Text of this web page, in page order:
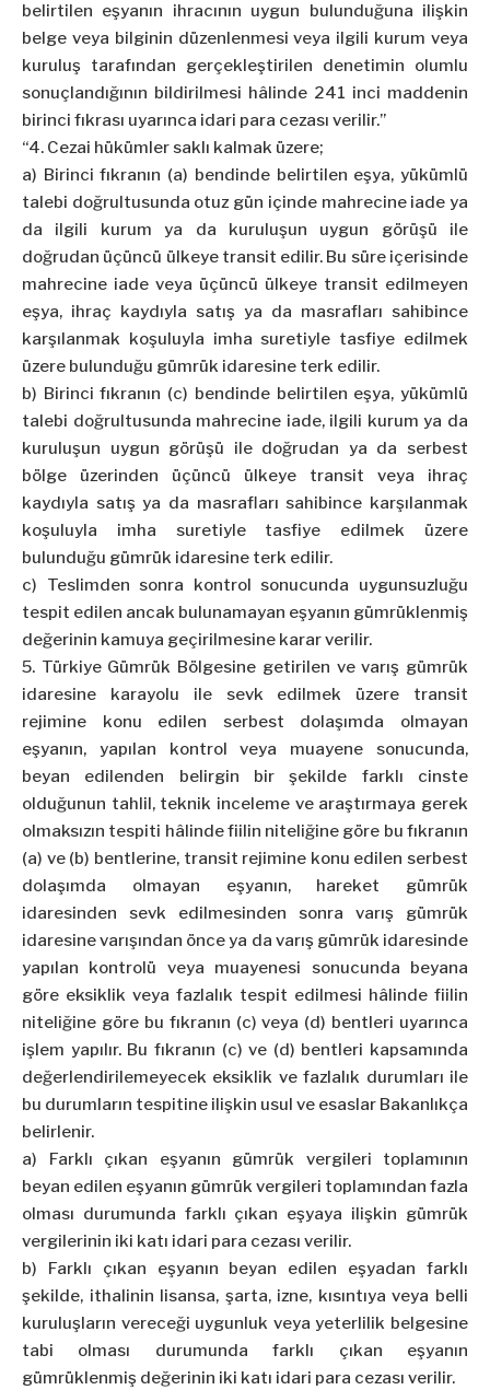
belirtilen eşyanın ihracının uygun bulunduğuna ilişkin
belge veya bilginin düzenlenmesi veya ilgili kurum veya
kuruluş tarafından gerçekleştirilen denetimin olumlu
sonuçlandığının bildirilmesi hâlinde 241 inci maddenin
birinci fıkrası uyarınca idari para cezası verilir.”
“4. Cezai hükümler saklı kalmak üzere;
a) Birinci fıkranın (a) bendinde belirtilen eşya, yükümlü
talebi doğrultusunda otuz gün içinde mahrecine iade ya
da ilgili kurum ya da kuruluşun uygun görüşü ile
doğrudan üçüncü ülkeye transit edilir. Bu süre içerisinde
mahrecine iade veya üçüncü ülkeye transit edilmeyen
eşya, ihraç kaydıyla satış ya da masrafları sahibince
karşılanmak koşuluyla imha suretiyle tasfiye edilmek
üzere bulunduğu gümrük idaresine terk edilir.
b) Birinci fıkranın (c) bendinde belirtilen eşya, yükümlü
talebi doğrultusunda mahrecine iade, ilgili kurum ya da
kuruluşun uygun görüşü ile doğrudan ya da serbest
bölge üzerinden üçüncü ülkeye transit veya ihraç
kaydıyla satış ya da masrafları sahibince karşılanmak
koşuluyla imha suretiyle tasfiye edilmek üzere
bulunduğu gümrük idaresine terk edilir.
c) Teslimden sonra kontrol sonucunda uygunsuzluğu
tespit edilen ancak bulunamayan eşyanın gümrüklenmiş
değerinin kamuya geçirilmesine karar verilir.
5. Türkiye Gümrük Bölgesine getirilen ve varış gümrük
idaresine karayolu ile sevk edilmek üzere transit
rejimine konu edilen serbest dolaşımda olmayan
eşyanın, yapılan kontrol veya muayene sonucunda,
beyan edilenden belirgin bir şekilde farklı cinste
olduğunun tahlil, teknik inceleme ve araştırmaya gerek
olmaksızın tespiti hâlinde fiilin niteliğine göre bu fıkranın
(a) ve (b) bentlerine, transit rejimine konu edilen serbest
dolaşımda olmayan eşyanın, hareket gümrük
idaresinden sevk edilmesinden sonra varış gümrük
idaresine varışından önce ya da varış gümrük idaresinde
yapılan kontrolü veya muayenesi sonucunda beyana
göre eksiklik veya fazlalık tespit edilmesi hâlinde fiilin
niteliğine göre bu fıkranın (c) veya (d) bentleri uyarınca
işlem yapılır. Bu fıkranın (c) ve (d) bentleri kapsamında
değerlendirilemeyecek eksiklik ve fazlalık durumları ile
bu durumların tespitine ilişkin usul ve esaslar Bakanlıkça
belirlenir.
a) Farklı çıkan eşyanın gümrük vergileri toplamının
beyan edilen eşyanın gümrük vergileri toplamından fazla
olması durumunda farklı çıkan eşyaya ilişkin gümrük
vergilerinin iki katı idari para cezası verilir.
b) Farklı çıkan eşyanın beyan edilen eşyadan farklı
şekilde, ithalinin lisansa, şarta, izne, kısıntıya veya belli
kuruluşların vereceği uygunluk veya yeterlilik belgesine
tabi olması durumunda farklı çıkan eşyanın
gümrüklenmiş değerinin iki katı idari para cezası verilir.